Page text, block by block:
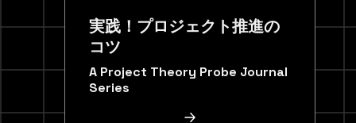
実践！プロジェクト推進の
コツ
A Project Theory Probe Journal
Series